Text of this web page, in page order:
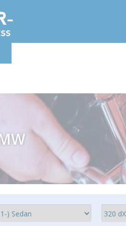
Понедельник-пятница 9:00